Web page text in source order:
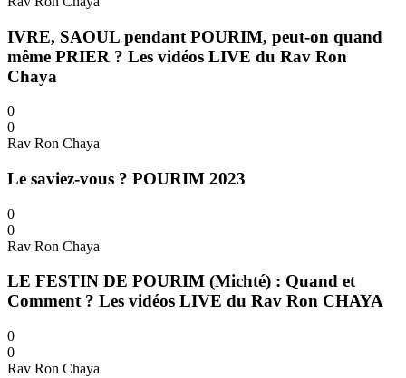
IVRE, SAOUL pendant POURIM, peut-on quand
même PRIER ? Les vidéos LIVE du Rav Ron
Chaya
0
0
Rav Ron Chaya
Le saviez-vous ? POURIM 2023
0
0
Rav Ron Chaya
LE FESTIN DE POURIM (Michté) : Quand et
Comment ? Les vidéos LIVE du Rav Ron CHAYA
0
0
Rav Ron Chaya